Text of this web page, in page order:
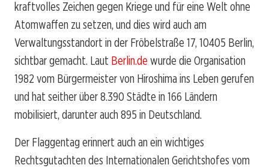
kraftvolles Zeichen gegen Kriege und für eine Welt ohne
Atomwaffen zu setzen, und dies wird auch am
Verwaltungsstandort in der Fröbelstraße 17, 10405 Berlin,
sichtbar gemacht. Laut Berlin.de wurde die Organisation
1982 vom Bürgermeister von Hiroshima ins Leben gerufen
und hat seither über 8.390 Städte in 166 Ländern
mobilisiert, darunter auch 895 in Deutschland.
Der Flaggentag erinnert auch an ein wichtiges
Rechtsgutachten des Internationalen Gerichtshofes vom